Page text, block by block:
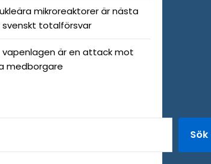
mikroreaktorer är nästa
totalförsvar
vapenlagen är en attack mot
medborgare
Sök